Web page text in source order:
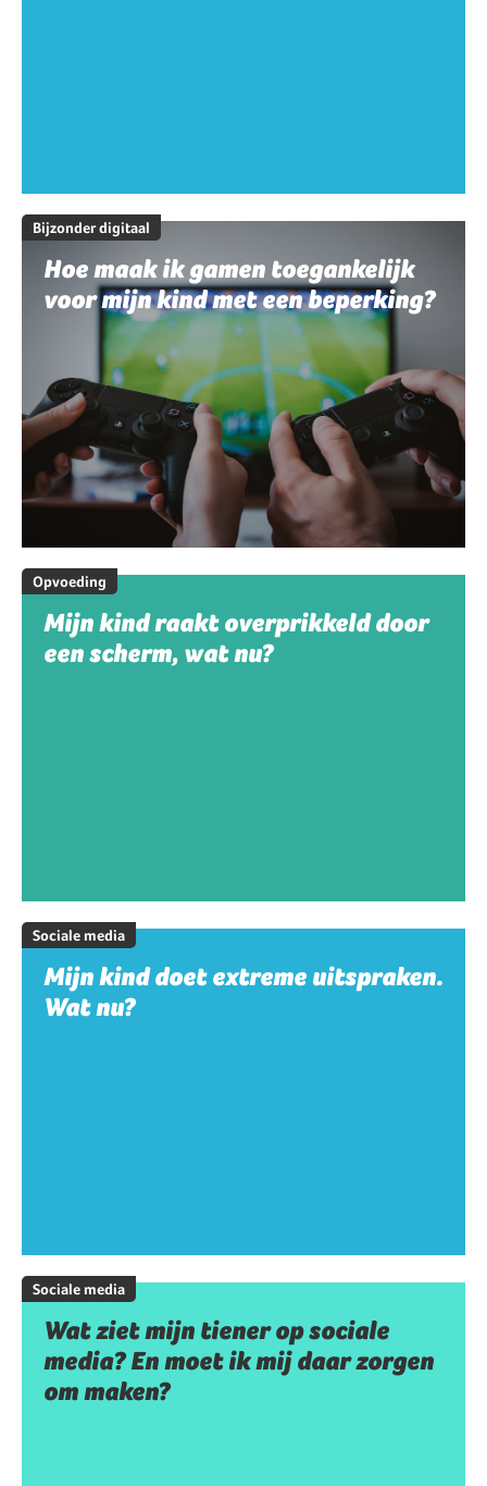
Bijzonder digitaal
Hoe maak ik gamen toegankelijk
voor mijn kind met een beperking?
Opvoeding
Mijn kind raakt overprikkeld door
een scherm, wat nu?
Sociale media
Mijn kind doet extreme uitspraken.
Wat nu?
Sociale media
Wat ziet mijn tiener op sociale
media? En moet ik mij daar zorgen
om maken?